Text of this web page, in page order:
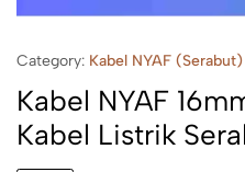
Category: Kabel NYAF (Serabut)
Kabel NYAF
Kabel Listrik